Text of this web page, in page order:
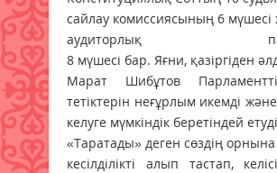
сайлау комиссиясының 6
аудиторлық
8 мүшесі бар. Яғни, қазіргіден
Марат Шибұтов
тетіктерін неғұрлым икемді
келуге мүмкіндік беретіндей
«Таратады» деген сөздің орнына
кесілділікті алып тастап,